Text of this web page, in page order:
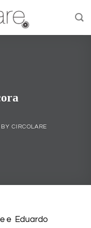
BYCIRCOLARE
e Eduardo